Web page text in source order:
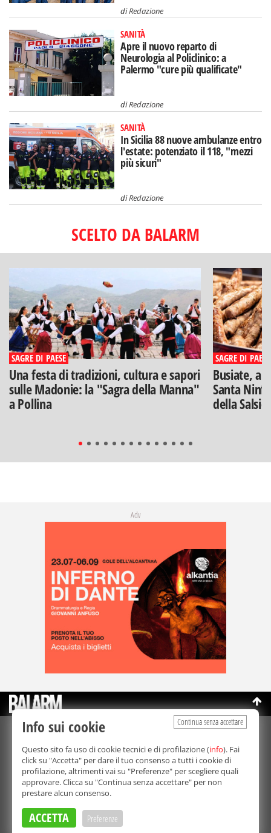
diRedazione
SANITÀ
Apre il nuovo reparto di
Neurologia al Policlinico: a
Palermo "cure più qualificate"
diRedazione
SANITÀ
In Sicilia 88 nuove ambulanze entro
l'estate: potenziato il 118, "mezzi
più sicuri"
diRedazione
SCELTO DA BALARM
SAGRE DI PAESE
Una festa di tradizioni, cultura e sapori
sulle Madonie: la "Sagra della Manna"
a Pollina
SAGRE DI PAESE
Busiate,
Santa
della
Adv
©Copyright 2003-2026
Bmedia Srl- P.IVA 07064240828
La riproduzione totale o parziale di tutti i contenuti, in qualunque
forma, su qualsiasi supporto è proibita.
Balarm.it è una testata giornalistica registrata. Autorizzazione del
Tribunale di Palermo n° 32 del 21/10/2003
Direttore responsabile:
Continua senza accettare
Info sui cookie
Questo sito fa uso di cookie tecnici e di profilazione (info). Fai
click su "Accetta" per dare il tuo consenso a tutti i cookie di
profilazione, altrimenti vai su "Preferenze" per scegliere quali
approvare. Clicca su "Continua senza accettare" per non
prestare alcun consenso.
ACCETTA Preferenze